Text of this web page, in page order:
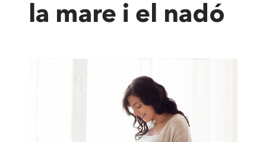
la mare i el nadó